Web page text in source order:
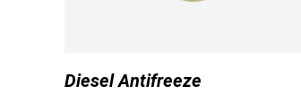
Diesel Antifreeze